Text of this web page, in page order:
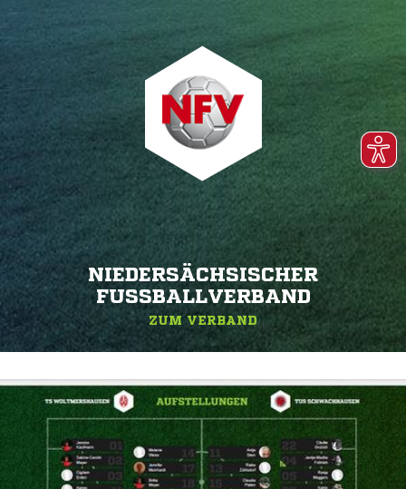
NIEDERSÄCHSISCHER
FUSSBALLVERBAND
ZUM VERBAND